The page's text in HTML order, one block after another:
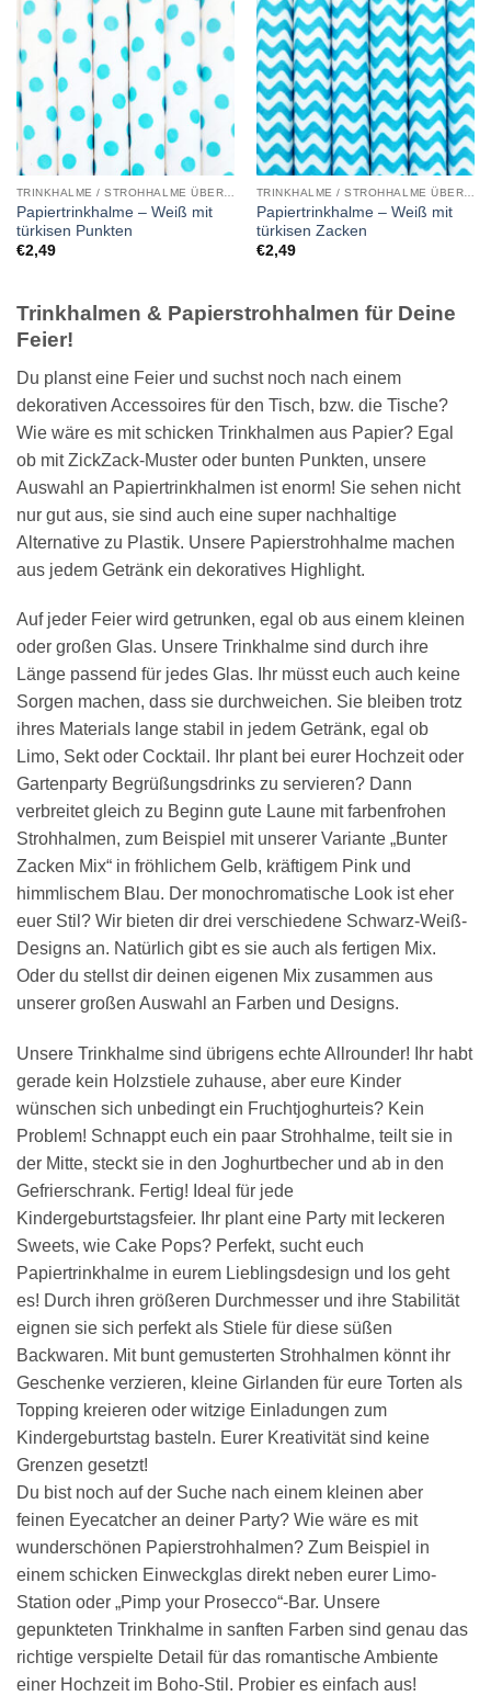
TRINKHALME / STROHHALME ÜBERSICHT
Papiertrinkhalme – Weiß mit
türkisen Punkten
€2,49
TRINKHALME / STROHHALME ÜBERSICHT
Papiertrinkhalme – Weiß mit
türkisen Zacken
€2,49
Trinkhalmen & Papierstrohhalmen für Deine
Feier!
Du planst eine Feier und suchst noch nach einem
dekorativen Accessoires für den Tisch, bzw. die Tische?
Wie wäre es mit schicken Trinkhalmen aus Papier? Egal
ob mit ZickZack-Muster oder bunten Punkten, unsere
Auswahl an Papiertrinkhalmen ist enorm! Sie sehen nicht
nur gut aus, sie sind auch eine super nachhaltige
Alternative zu Plastik. Unsere Papierstrohhalme machen
aus jedem Getränk ein dekoratives Highlight.
Auf jeder Feier wird getrunken, egal ob aus einem kleinen
oder großen Glas. Unsere Trinkhalme sind durch ihre
Länge passend für jedes Glas. Ihr müsst euch auch keine
Sorgen machen, dass sie durchweichen. Sie bleiben trotz
ihres Materials lange stabil in jedem Getränk, egal ob
Limo, Sekt oder Cocktail. Ihr plant bei eurer Hochzeit oder
Gartenparty Begrüßungsdrinks zu servieren? Dann
verbreitet gleich zu Beginn gute Laune mit farbenfrohen
Strohhalmen, zum Beispiel mit unserer Variante „Bunter
Zacken Mix“ in fröhlichem Gelb, kräftigem Pink und
himmlischem Blau. Der monochromatische Look ist eher
euer Stil? Wir bieten dir drei verschiedene Schwarz-Weiß-
Designs an. Natürlich gibt es sie auch als fertigen Mix.
Oder du stellst dir deinen eigenen Mix zusammen aus
unserer großen Auswahl an Farben und Designs.
Unsere Trinkhalme sind übrigens echte Allrounder! Ihr habt
gerade kein Holzstiele zuhause, aber eure Kinder
wünschen sich unbedingt ein Fruchtjoghurteis? Kein
Problem! Schnappt euch ein paar Strohhalme, teilt sie in
der Mitte, steckt sie in den Joghurtbecher und ab in den
Gefrierschrank. Fertig! Ideal für jede
Kindergeburtstagsfeier. Ihr plant eine Party mit leckeren
Sweets, wie Cake Pops? Perfekt, sucht euch
Papiertrinkhalme in eurem Lieblingsdesign und los geht
es! Durch ihren größeren Durchmesser und ihre Stabilität
eignen sie sich perfekt als Stiele für diese süßen
Backwaren. Mit bunt gemusterten Strohhalmen könnt ihr
Geschenke verzieren, kleine Girlanden für eure Torten als
Topping kreieren oder witzige Einladungen zum
Kindergeburtstag basteln. Eurer Kreativität sind keine
Grenzen gesetzt!
Du bist noch auf der Suche nach einem kleinen aber
feinen Eyecatcher an deiner Party? Wie wäre es mit
wunderschönen Papierstrohhalmen? Zum Beispiel in
einem schicken Einweckglas direkt neben eurer Limo-
Station oder „Pimp your Prosecco“-Bar. Unsere
gepunkteten Trinkhalme in sanften Farben sind genau das
richtige verspielte Detail für das romantische Ambiente
einer Hochzeit im Boho-Stil. Probier es einfach aus!